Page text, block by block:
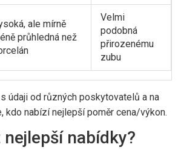
ale mírně
průhledná než
Velmi
podobná
přirozenému
zubu
údaji od různých poskytovatelů a na
kdo nabízí nejlepší poměr cena/výkon.
nabídky?